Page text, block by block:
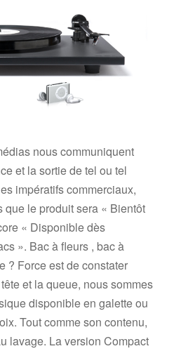
nous communiquent
et la sortie de tel ou tel
impératifs commerciaux,
que le produit sera « Bientôt
« Disponible dès
». Bac à fleurs , bac à
? Force est de constater
et la queue, nous sommes
disponible en galette ou
Tout comme son contenu,
lavage. La version Compact